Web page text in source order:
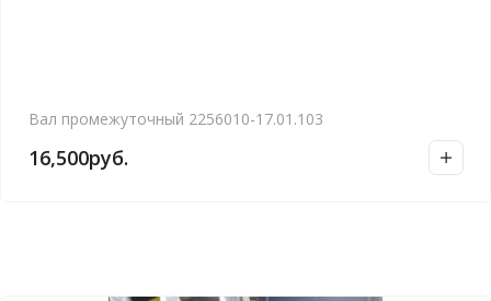
Вал промежуточный 2256010-17.01.103
16,500руб.